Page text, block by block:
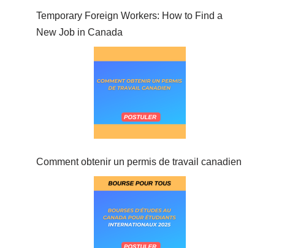
Temporary Foreign Workers: How to Find a
New Job in Canada
Comment obtenir un permis de travail canadien